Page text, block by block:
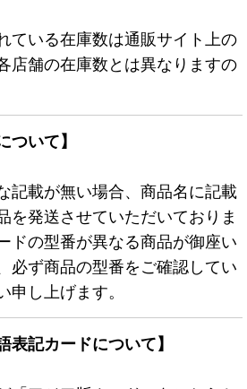
ている在庫数は通販サイト上の
店舗の在庫数とは異なりますの
ついて】
記載が無い場合、商品名に記載
を発送させていただいておりま
ドの型番が異なる商品が御座い
必ず商品の型番をご確認してい
申し上げます。
表記カードについて】